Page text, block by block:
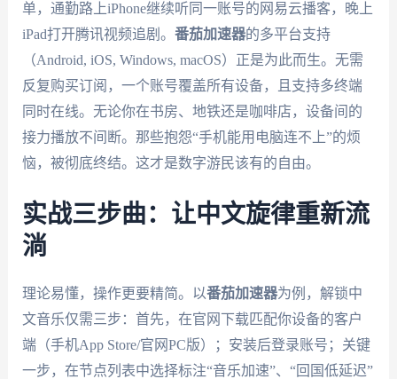
单，通勤路上iPhone继续听同一账号的网易云播客，晚上
iPad打开腾讯视频追剧。 番茄加速器的多平台支持
（Android, iOS, Windows, macOS）正是为此而生。无需
反复购买订阅，一个账号覆盖所有设备，且支持多终端
同时在线。无论你在书房、地铁还是咖啡店，设备间的
接力播放不间断。那些抱怨“手机能用电脑连不上”的烦
恼，被彻底终结。这才是数字游民该有的自由。
实战三步曲：让中文旋律重新流
淌
理论易懂，操作更要精简。以番茄加速器为例，解锁中
文音乐仅需三步：首先，在官网下载匹配你设备的客户
端（手机App Store/官网PC版）；安装后登录账号；关键
一步，在节点列表中选择标注“音乐加速”、“回国低延迟”